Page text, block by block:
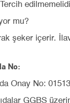
mu?
şeker içerir.
No:
Onay No:
GGBS